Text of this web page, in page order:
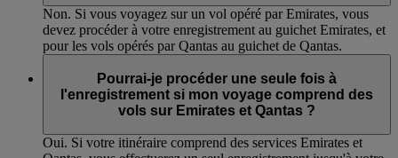
Non. Si vous voyagez sur un vol opéré par Emirates, vous
devez procéder à votre enregistrement au guichet Emirates, et
pour les vols opérés par Qantas au guichet de Qantas.
Pourrai-je procéder une seule fois à
l'enregistrement si mon voyage comprend des
vols sur Emirates et Qantas ?
Oui. Si votre itinéraire comprend des services Emirates et